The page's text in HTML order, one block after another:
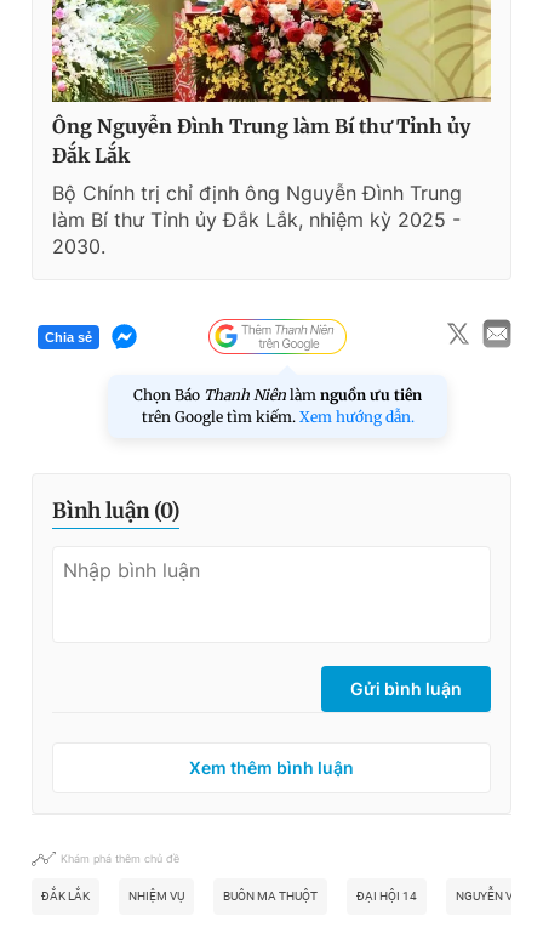
Ông Nguyễn Đình Trung làm Bí thư Tỉnh ủy
Đắk Lắk
Bộ Chính trị chỉ định ông Nguyễn Đình Trung
làm Bí thư Tỉnh ủy Đắk Lắk, nhiệm kỳ 2025 -
2030.
Chia sẻ
Chọn Báo Thanh Niên làm nguồn ưu tiên
trên Google tìm kiếm. Xem hướng dẫn.
Bình luận (0)
Gửi bình luận
Xem thêm bình luận
Khám phá thêm chủ đề
ĐẮK LẮK NHIỆM VỤ BUÔN MA THUỘT ĐẠI HỘI 14 NGUYỄN VĂN